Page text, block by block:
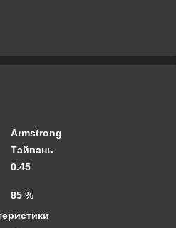
Armstrong
Тайвань
0.45
85 %